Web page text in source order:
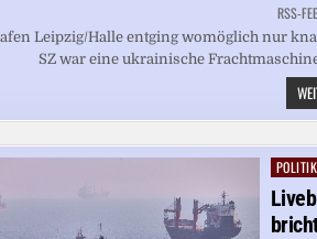
RSS-
Leipzig/Halle entging womöglich nur
SZ war eine ukrainische
Posted
in
POLITIK